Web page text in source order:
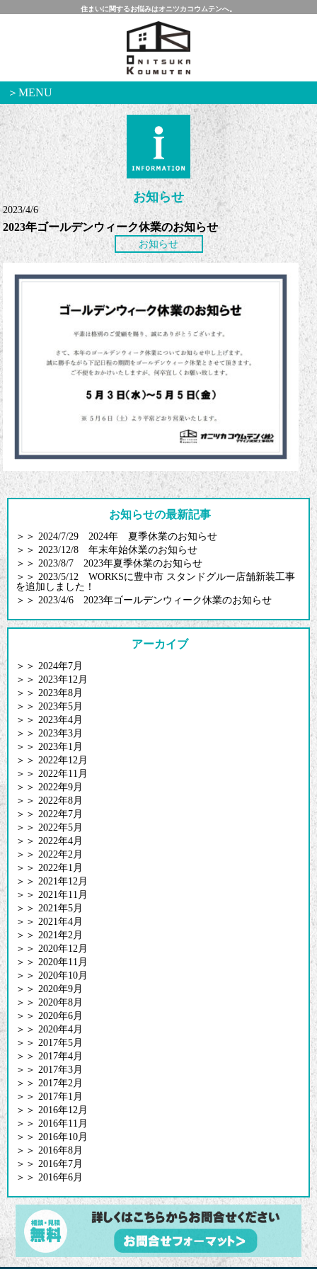
住まいに関するお悩みはオニツカコウムテンへ。
＞MENU
お知らせ
2023/4/6
2023年ゴールデンウィーク休業のお知らせ
お知らせ
お知らせの最新記事
＞＞2024/7/29 2024年 夏季休業のお知らせ
＞＞2023/12/8 年末年始休業のお知らせ
＞＞2023/8/7 2023年夏季休業のお知らせ
＞＞2023/5/12 WORKSに豊中市 スタンドグルー店舗新装工事
を追加しました！
＞＞2023/4/6 2023年ゴールデンウィーク休業のお知らせ
アーカイブ
＞＞2024年7月
＞＞2023年12月
＞＞2023年8月
＞＞2023年5月
＞＞2023年4月
＞＞2023年3月
＞＞2023年1月
＞＞2022年12月
＞＞2022年11月
＞＞2022年9月
＞＞2022年8月
＞＞2022年7月
＞＞2022年5月
＞＞2022年4月
＞＞2022年2月
＞＞2022年1月
＞＞2021年12月
＞＞2021年11月
＞＞2021年5月
＞＞2021年4月
＞＞2021年2月
＞＞2020年12月
＞＞2020年11月
＞＞2020年10月
＞＞2020年9月
＞＞2020年8月
＞＞2020年6月
＞＞2020年4月
＞＞2017年5月
＞＞2017年4月
＞＞2017年3月
＞＞2017年2月
＞＞2017年1月
＞＞2016年12月
＞＞2016年11月
＞＞2016年10月
＞＞2016年8月
＞＞2016年7月
＞＞2016年6月